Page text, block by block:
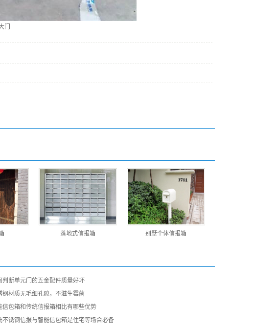
门
落地式信报箱 别墅个体信报箱
判断单元门的五金配件质量好坏
钢材质无毛细孔隙，不滋生霉菌
信包箱和传统信报箱相比有哪些优势
不锈钢信报与智能信包箱是住宅等场合必备